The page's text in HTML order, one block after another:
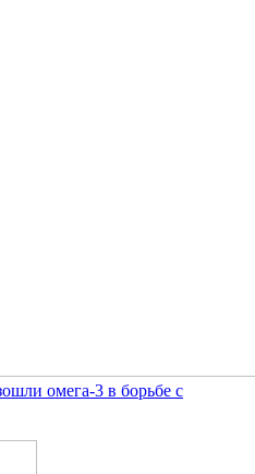
омега-3 в борьбе с